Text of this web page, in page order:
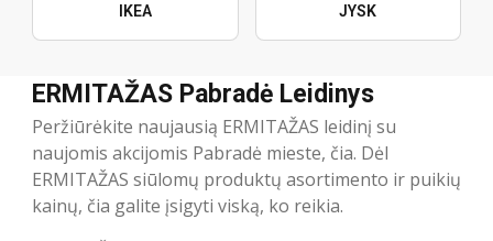
IKEA JYSK
ERMITAŽAS Pabradė Leidinys
Peržiūrėkite naujausią ERMITAŽAS leidinį su
naujomis akcijomis Pabradė mieste, čia. Dėl
ERMITAŽAS siūlomų produktų asortimento ir puikių
kainų, čia galite įsigyti viską, ko reikia.